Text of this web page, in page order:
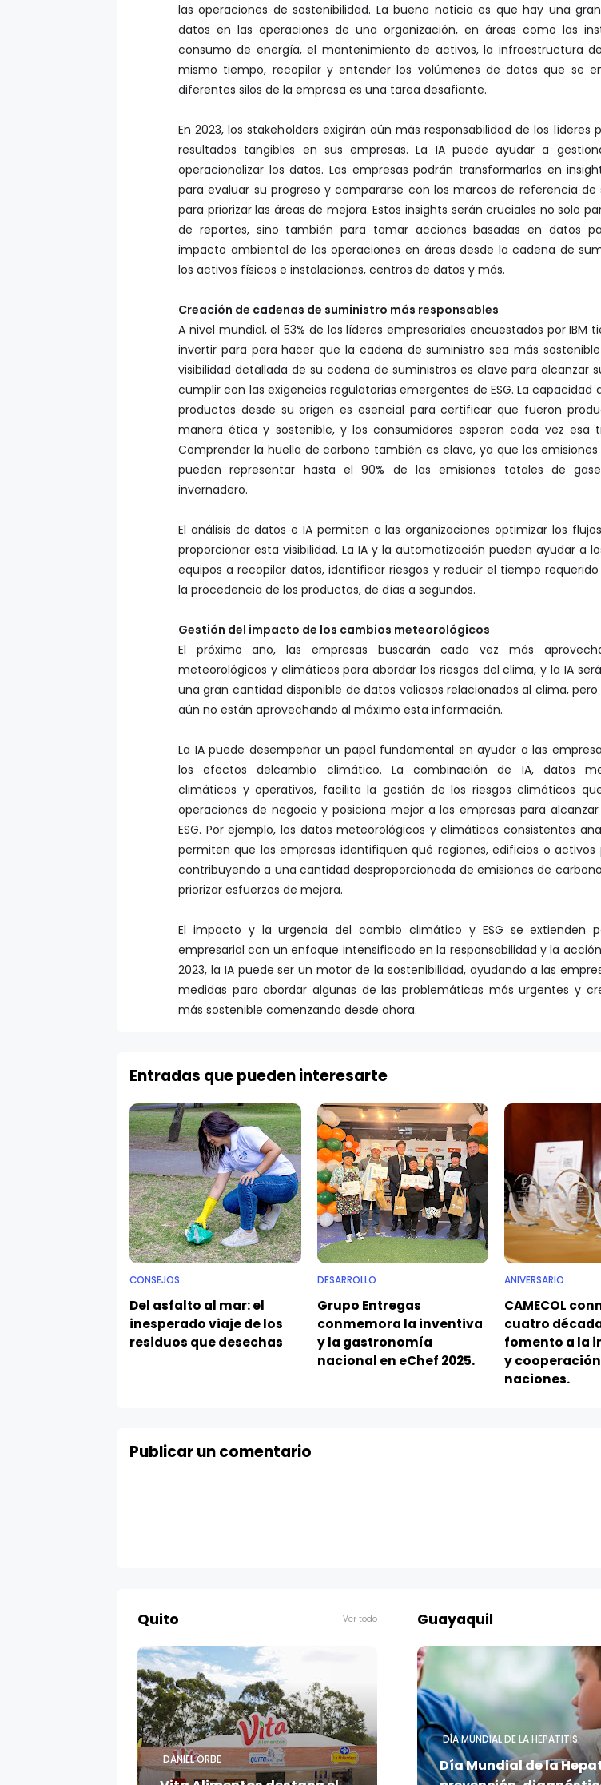
las operaciones de sostenibilidad. La buena noticia es que hay una
datos en las operaciones de una organización, en áreas como las
consumo de energía, el mantenimiento de activos, la infraestructura
mismo tiempo, recopilar y entender los volúmenes de datos que se
diferentes silos de la empresa es una tarea desafiante.
En 2023, los stakeholders exigirán aún más responsabilidad de los líderes
resultados tangibles en sus empresas. La IA puede ayudar a
operacionalizar los datos. Las empresas podrán transformarlos en
para evaluar su progreso y compararse con los marcos de referencia de
para priorizar las áreas de mejora. Estos insights serán cruciales no solo
de reportes, sino también para tomar acciones basadas en datos
impacto ambiental de las operaciones en áreas desde la cadena de
los activos físicos e instalaciones, centros de datos y más.
Creación de cadenas de suministro más responsables
A nivel mundial, el 53% de los líderes empresariales encuestados por IBM
invertir para para hacer que la cadena de suministro sea más
visibilidad detallada de su cadena de suministros es clave para alcanzar
cumplir con las exigencias regulatorias emergentes de ESG. La capacidad
productos desde su origen es esencial para certificar que fueron
manera ética y sostenible, y los consumidores esperan cada vez esa
Comprender la huella de carbono también es clave, ya que las
pueden representar hasta el 90% de las emisiones totales de
invernadero.
El análisis de datos e IA permiten a las organizaciones optimizar los
proporcionar esta visibilidad. La IA y la automatización pueden ayudar a
equipos a recopilar datos, identificar riesgos y reducir el tiempo
la procedencia de los productos, de días a segundos.
Gestión del impacto de los cambios meteorológicos
El próximo año, las empresas buscarán cada vez más
meteorológicos y climáticos para abordar los riesgos del clima, y la IA
una gran cantidad disponible de datos valiosos relacionados al clima, pero
aún no están aprovechando al máximo esta información.
La IA puede desempeñar un papel fundamental en ayudar a las
los efectos delcambio climático. La combinación de IA, datos
climáticos y operativos, facilita la gestión de los riesgos climáticos
operaciones de negocio y posiciona mejor a las empresas para alcanzar
ESG. Por ejemplo, los datos meteorológicos y climáticos consistentes
permiten que las empresas identifiquen qué regiones, edificios o activos
contribuyendo a una cantidad desproporcionada de emisiones de
priorizar esfuerzos de mejora.
El impacto y la urgencia del cambio climático y ESG se extienden
empresarial con un enfoque intensificado en la responsabilidad y la
2023, la IA puede ser un motor de la sostenibilidad, ayudando a las
medidas para abordar algunas de las problemáticas más urgentes y
más sostenible comenzando desde ahora.
Entradas que pueden interesarte
CONSEJOS
Del asfalto al mar: el
inesperado viaje de los
residuos que desechas
DESARROLLO
Grupo Entregas
conmemora la inventiva
y la gastronomía
nacional en eChef 2025.
ANIVERSARIO
CAMECOL
cuatro
fomento a la
y
naciones.
Publicar un comentario
Quito Ver todo
DANIEL ORBE
Guayaquil
DÍA MUNDIAL DE LA HEPATITIS:
Día Mundial de la